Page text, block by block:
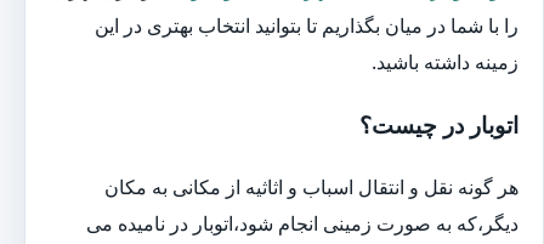
را با شما در میان بگذاریم تا بتوانید انتخاب بهتری در این
زمینه داشته باشید.
اتوبار در چیست؟
هر گونه نقل و انتقال اسباب و اثاثیه از مکانی به مکان
دیگر،که به صورت زمینی انجام شود،اتوبار در نامیده می